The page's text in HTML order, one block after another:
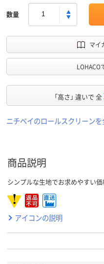
数量
マイ
LOHACO
「高さ」 違いで 全
ニチベイのロールスクリーン
商品説明
シンプルな生地でお求めやすい価
アイコンの説明